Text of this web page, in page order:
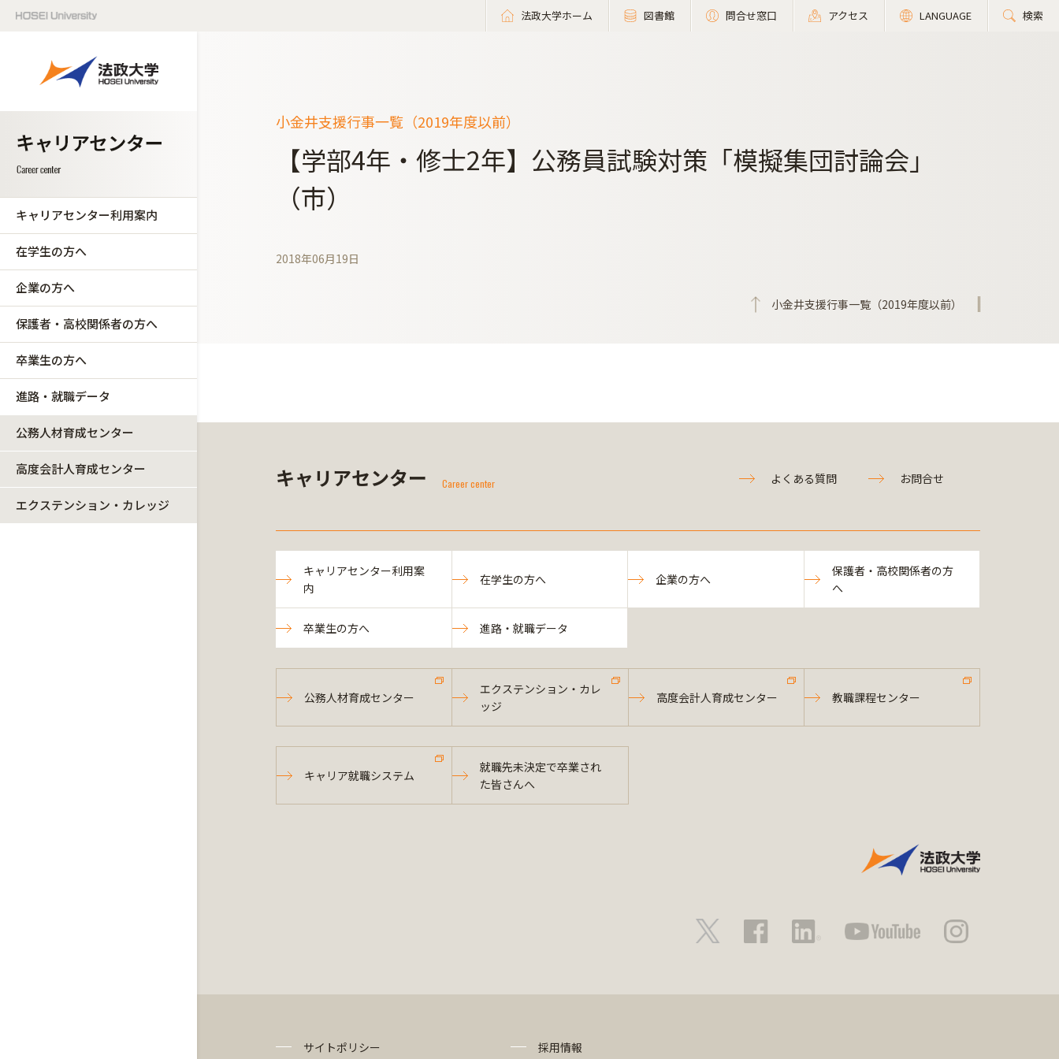
法政大学ホーム 図書館 問合せ窓口 アクセス LANGUAGE 検索
キャリアセンター利用案内
在学生の方へ
企業の方へ
保護者・高校関係者の方へ
卒業生の方へ
進路・就職データ
公務人材育成センター
高度会計人育成センター
エクステンション・カレッジ
小金井支援行事一覧（2019年度以前）
【学部4年・修士2年】公務員試験対策「模擬集団討論会」
（市）
2018年06月19日
小金井支援行事一覧（2019年度以前）
キャリアセンター Career center よくある質問 お問合せ
キャリアセンター利用案
内
在学生の方へ 企業の方へ
保護者・高校関係者の方
へ
卒業生の方へ 進路・就職データ
公務人材育成センター
エクステンション・カレ
ッジ
高度会計人育成センター 教職課程センター
キャリア就職システム
就職先未決定で卒業され
た皆さんへ
サイトポリシー 採用情報